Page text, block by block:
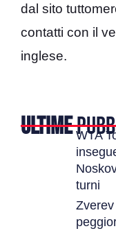
dal sito
contatti con il
inglese.
ULTIMEWTA
turni